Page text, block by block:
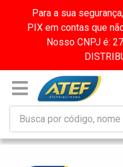
Para a sua
PIX em contas que
Nosso CNPJ é: